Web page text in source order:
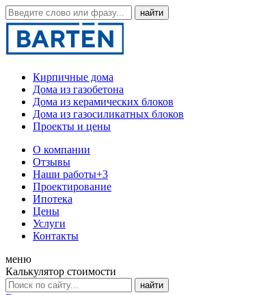
Кирпичные дома
Дома из газобетона
Дома из керамических блоков
Дома из газосиликатных блоков
Проекты и цены
О компании
Отзывы
Наши работы+3
Проектирование
Ипотека
Цены
Услуги
Контакты
меню
Калькулятор стоимости